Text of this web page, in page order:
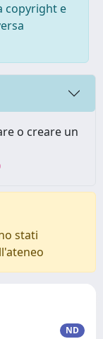
copyright e
o creare un
stati
ND